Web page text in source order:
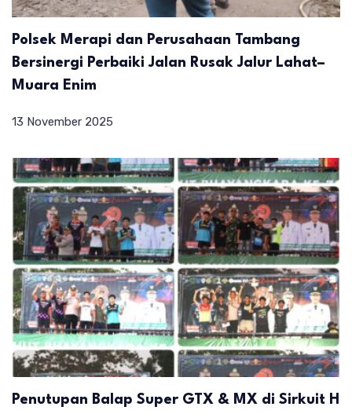
Polsek Merapi dan Perusahaan Tambang
Bersinergi Perbaiki Jalan Rusak Jalur Lahat–
Muara Enim
13 November 2025
Penutupan Balap Super GTX & MX di Sirkuit H